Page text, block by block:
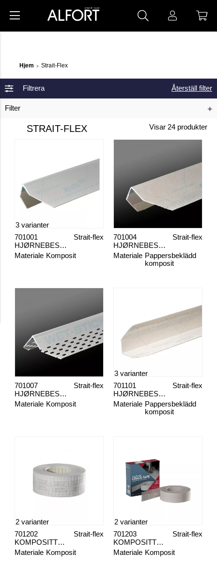
Hjem > Strait-Flex
Filtrera
Filter
Återställ filter
STRAIT-FLEX Visar 24 produkter
HJØRNEBESKYTTELSE BIG-STICK
Strait-flex
701001
3 varianter
Materiale Komposit
HJØRNEBESKYTTELSE OS-400
Strait-flex
701004
Materiale Pappersbeklädd
komposit
HJØRNEBESKYTTELSE WET-STICK
Strait-flex
701007
Materiale Komposit
HJØRNEBESKYTTELSE IS-300
Strait-flex
701101
3 varianter
Materiale Pappersbeklädd
komposit
KOMPOSITTREMSE ARCH-FLEX
Strait-flex
701202
2 varianter
Materiale Komposit
KOMPOSITTREMSE CRACK-TAPE
Strait-flex
701203
2 varianter
Materiale Komposit